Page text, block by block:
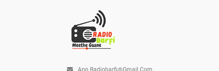
App.radiobarfi@gmail.com